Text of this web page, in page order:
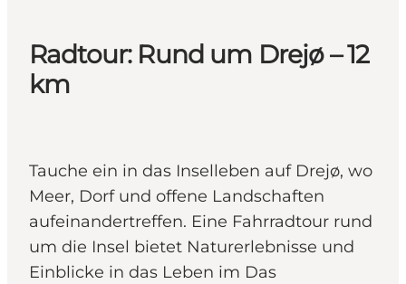
Radtour: Rund um Drejø – 12
km
Tauche ein in das Inselleben auf Drejø, wo
Meer, Dorf und offene Landschaften
aufeinandertreffen. Eine Fahrradtour rund
um die Insel bietet Naturerlebnisse und
Einblicke in das Leben im Das